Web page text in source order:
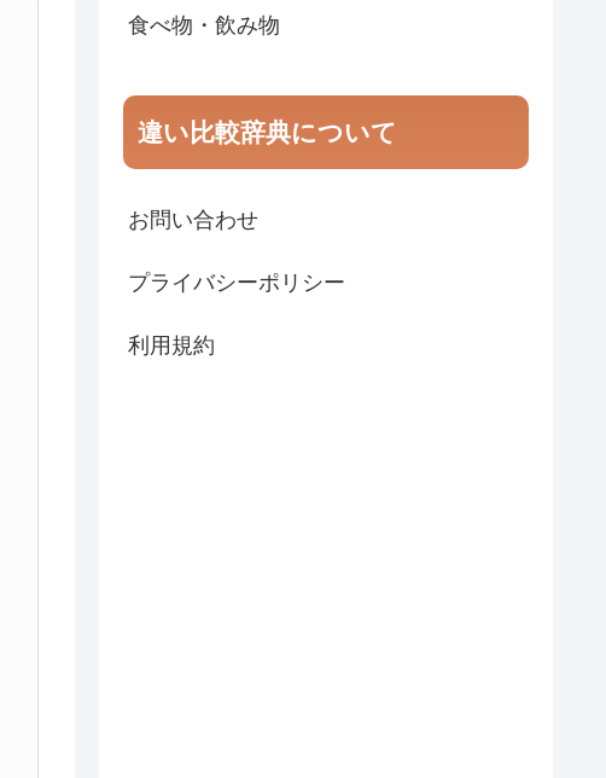
食べ物・飲み物
違い比較辞典について
お問い合わせ
プライバシーポリシー
利用規約